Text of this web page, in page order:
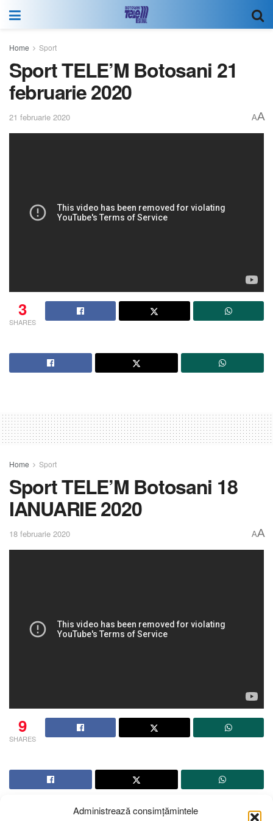
Administrează consimțămintele
Home Sport
Sport TELE’M Botosani 21
februarie 2020
21 februarie 2020 AA
3
SHARES
Home Sport
Sport TELE’M Botosani 18
IANUARIE 2020
18 februarie 2020 AA
9
SHARES